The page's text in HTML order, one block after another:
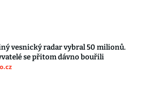
vesnický radar vybral 50 milionů.
se přitom dávno bouřili